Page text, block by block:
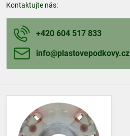
Kontaktujte nás:
+420 604 517 833
info​@plastovepodkovy​.cz